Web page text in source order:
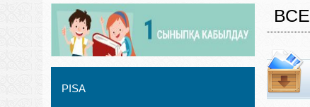
PISA
ВСЕ